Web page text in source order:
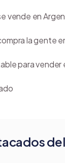
del
vende en
la gente
para vender